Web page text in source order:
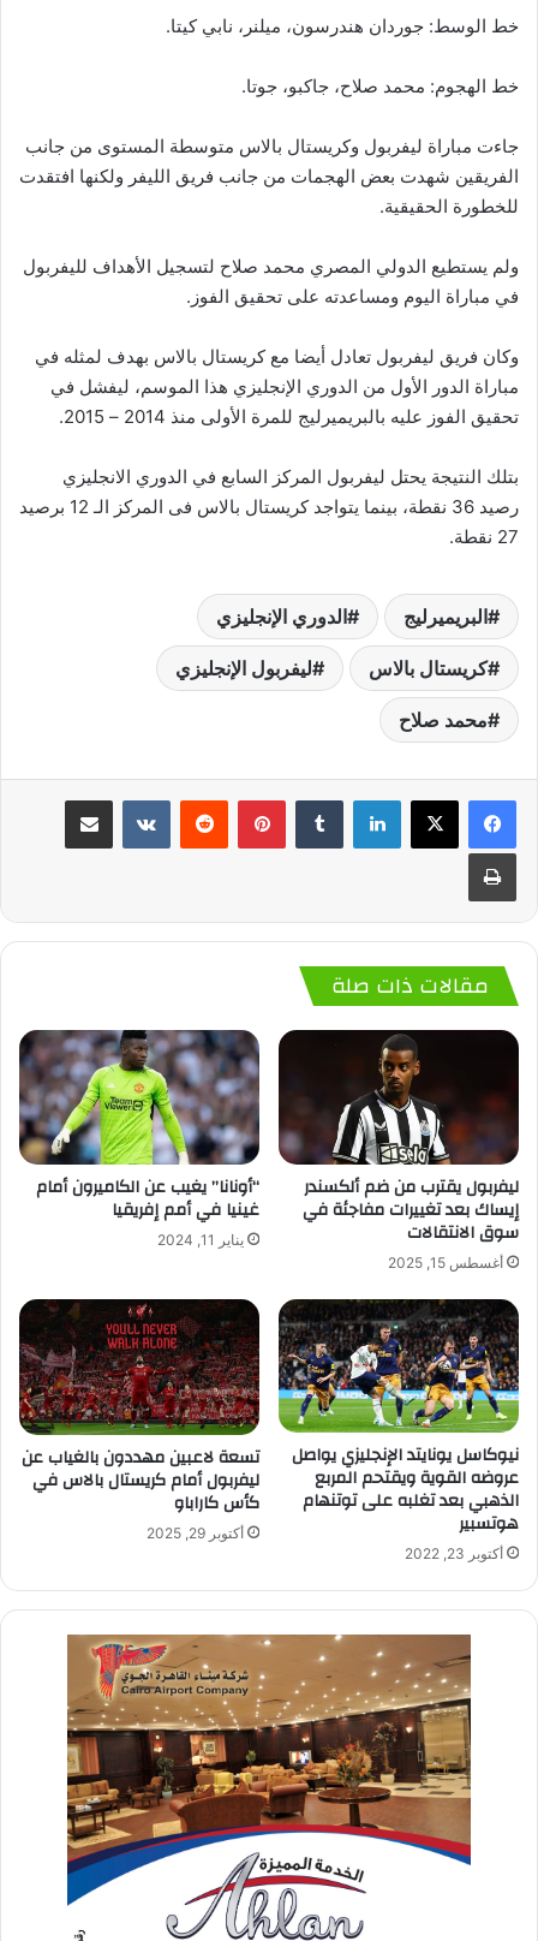
خط الوسط: جوردان هندرسون، ميلنر، نابي كيتا.
خط الهجوم: محمد صلاح، جاكبو، جوتا.
جاءت مباراة ليفربول وكريستال بالاس متوسطة المستوى من جانب
الفريقين شهدت بعض الهجمات من جانب فريق الليفر ولكنها افتقدت
للخطورة الحقيقية.
ولم يستطيع الدولي المصري محمد صلاح لتسجيل الأهداف لليفربول
في مباراة اليوم ومساعدته على تحقيق الفوز.
وكان فريق ليفربول تعادل أيضا مع كريستال بالاس بهدف لمثله في
مباراة الدور الأول من الدوري الإنجليزي هذا الموسم، ليفشل في
تحقيق الفوز عليه بالبريميرليج للمرة الأولى منذ 2014 – 2015.
بتلك النتيجة يحتل ليفربول المركز السابع في الدوري الانجليزي
رصيد 36 نقطة، بينما يتواجد كريستال بالاس فى المركز الـ 12 برصيد
27 نقطة.
البريميرليج الدوري الإنجليزي
كريستال بالاس ليفربول الإنجليزي
محمد صلاح
لينكدإن بينتيريست
مقالات ذات صلة
ليفربول يقترب من ضم ألكسندر
إيساك بعد تغييرات مفاجئة في
سوق الانتقالات
أغسطس 15, 2025
“أونانا” يغيب عن الكاميرون أمام
غينيا في أمم إفريقيا
يناير 11, 2024
نيوكاسل يونايتد الإنجليزي يواصل
عروضه القوية ويقتحم المربع
الذهبي بعد تغلبه على توتنهام
هوتسبير
أكتوبر 23, 2022
تسعة لاعبين مهددون بالغياب عن
ليفربول أمام كريستال بالاس في
كأس كاراباو
أكتوبر 29, 2025